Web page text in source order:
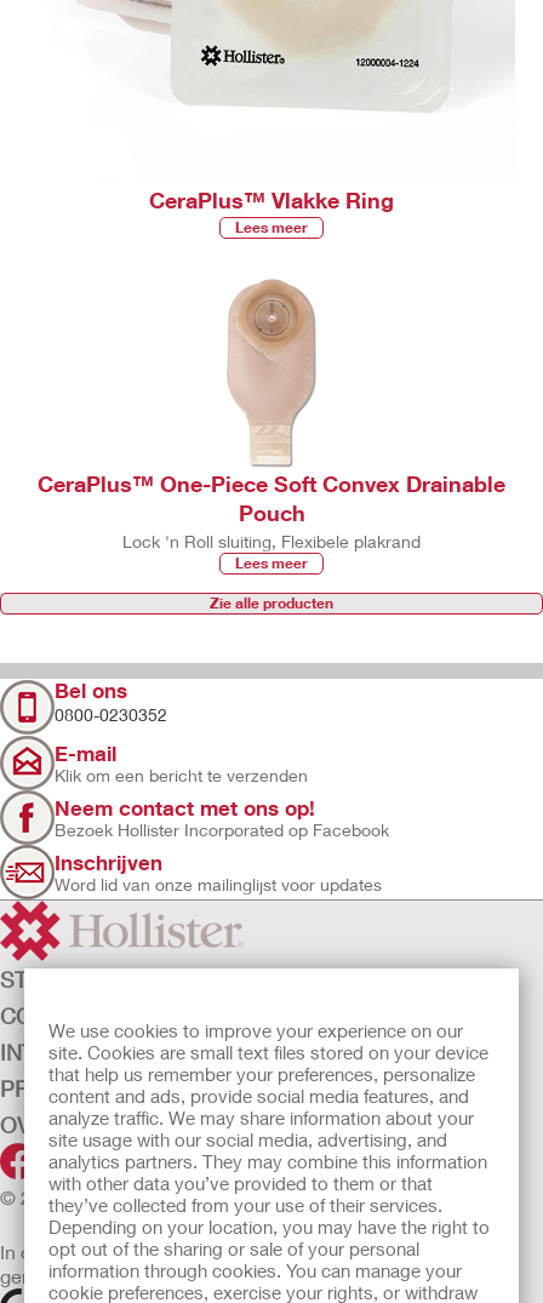
We use cookies to improve your experience on our
site. Cookies are small text files stored on your device
that help us remember your preferences, personalize
content and ads, provide social media features, and
analyze traffic. We may share information about your
site usage with our social media, advertising, and
analytics partners. They may combine this information
with other data you’ve provided to them or that
they’ve collected from your use of their services.
Depending on your location, you may have the right to
opt out of the sharing or sale of your personal
information through cookies. You can manage your
cookie preferences, exercise your rights, or withdraw
CeraPlus™ Vlakke Ring
Lees meer
CeraPlus™ One-Piece Soft Convex Drainable
Pouch
Lock 'n Roll sluiting, Flexibele plakrand
Lees meer
Zie alle producten
Bel ons
0800-0230352
E-mail
Klik om een bericht te verzenden
Neem contact met ons op!
Bezoek Hollister Incorporated op Facebook
Inschrijven
Word lid van onze mailinglijst voor updates
STOMAZORG
CONTINENTIEZORG
INTENSIEVE ZORG
PRODUCTEN
OVER ONS
© 2026 Hollister Incorporated
In de EU verkochte medische hulpmiddelen dienen
gemarkeerd te zijn met een van de volgende symbolen